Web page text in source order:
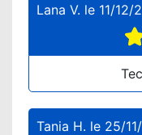
Lana V. le 11/12/
Tania H. le 25/